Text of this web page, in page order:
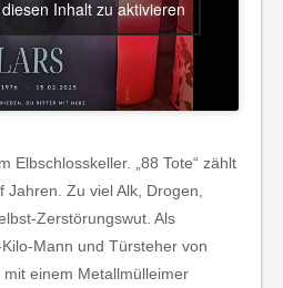
Inhalt zu aktivieren
Elbschlosskeller. „88 Tote“ zählt
Jahren. Zu viel Alk, Drogen,
Zerstörungswut. Als
Mann und Türsteher von
einem Metallmülleimer